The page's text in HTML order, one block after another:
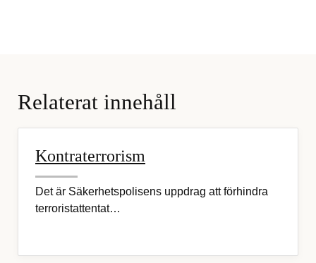
Relaterat innehåll
Kontraterrorism
Det är Säkerhetspolisens uppdrag att förhindra
terroristattentat…